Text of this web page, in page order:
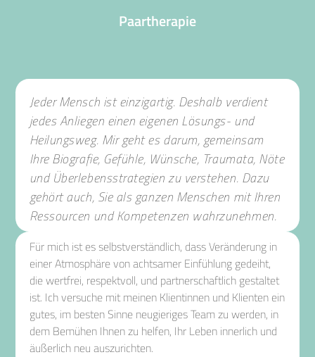
Paartherapie
Jeder Mensch ist einzigartig. Deshalb verdient
jedes Anliegen einen eigenen Lösungs- und
Heilungsweg. Mir geht es darum, gemeinsam
Ihre Biografie, Gefühle, Wünsche, Traumata, Nöte
und Überlebensstrategien zu verstehen. Dazu
gehört auch, Sie als ganzen Menschen mit Ihren
Ressourcen und Kompetenzen wahrzunehmen.
Für mich ist es selbstverständlich, dass Veränderung in
einer Atmosphäre von achtsamer Einfühlung gedeiht,
die wertfrei, respektvoll, und partnerschaftlich gestaltet
ist. Ich versuche mit meinen Klientinnen und Klienten ein
gutes, im besten Sinne neugieriges Team zu werden, in
dem Bemühen Ihnen zu helfen, Ihr Leben innerlich und
äußerlich neu auszurichten.